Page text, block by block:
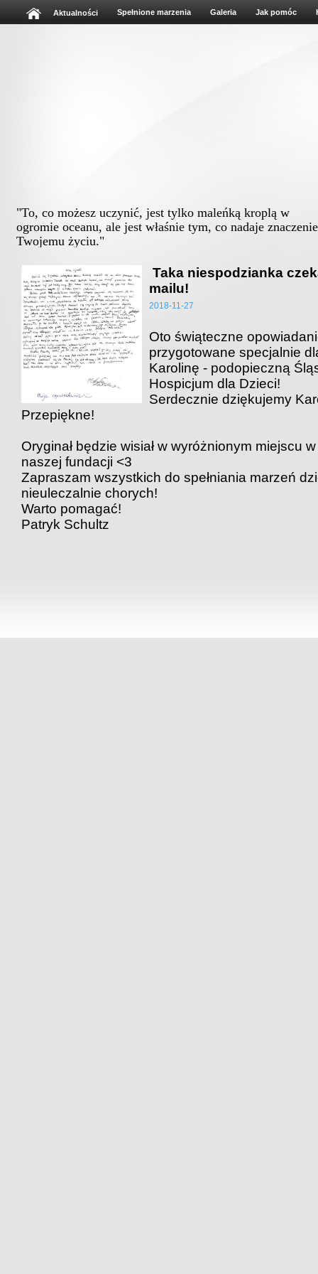
Aktualności Spełnione marzenia Galeria Jak pomóc
"To, co możesz uczynić, jest tylko maleńką kroplą w
ogromie oceanu, ale jest właśnie tym, co nadaje znaczenie
Twojemu życiu."
Taka niespodzianka
mailu!
2018-11-27
Oto świąteczne
przygotowane specjalnie
Karolinę - podopieczną
Hospicjum dla Dzieci!
Serdecznie dziękujemy
Przepiękne!
Oryginał będzie wisiał w wyróżnionym miejscu
naszej fundacji <3
Zapraszam wszystkich do spełniania marzeń
nieuleczalnie chorych!
Warto pomagać!
Patryk Schultz